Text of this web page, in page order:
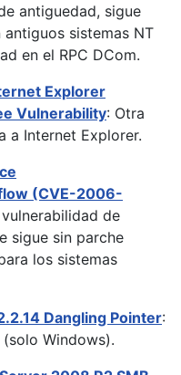
antiguedad, sigue
sistemas NT
en el RPC DCom.
Explorer
Vulnerability: Otra
a Internet Explorer.
(CVE-2006-
vulnerabilidad de
sigue sin parche
los sistemas
Dangling Pointer:
Windows).